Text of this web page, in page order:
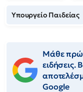
Υπουργείο Παιδείας
Μάθε
ειδήσεις.
Google